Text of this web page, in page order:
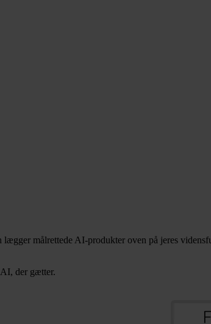
målrettede AI-produkter oven på jeres
der gætter.